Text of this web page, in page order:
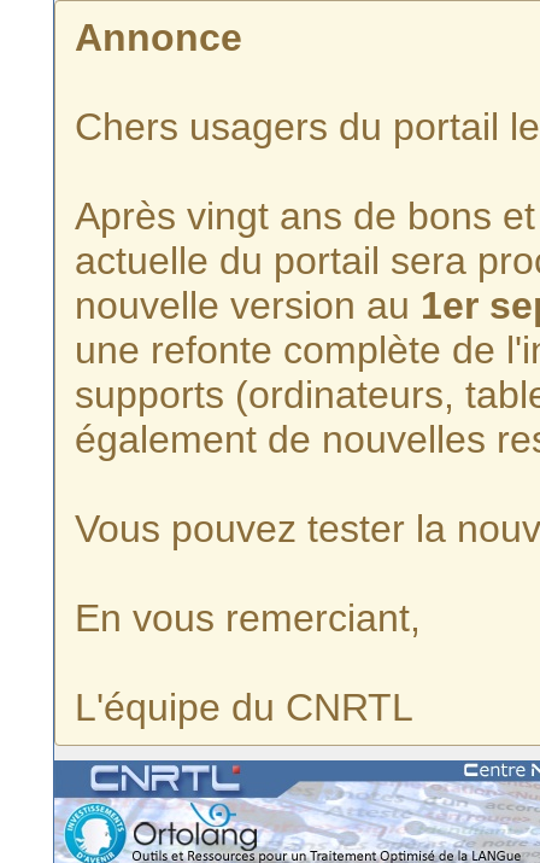
Annonce
Chers usagers du portail
Après vingt ans de bons
actuelle du portail sera
nouvelle version au 1er
une refonte complète de
supports (ordinateurs,
également de nouvelles
Vous pouvez tester la
En vous remerciant,
L'équipe du CNRTL